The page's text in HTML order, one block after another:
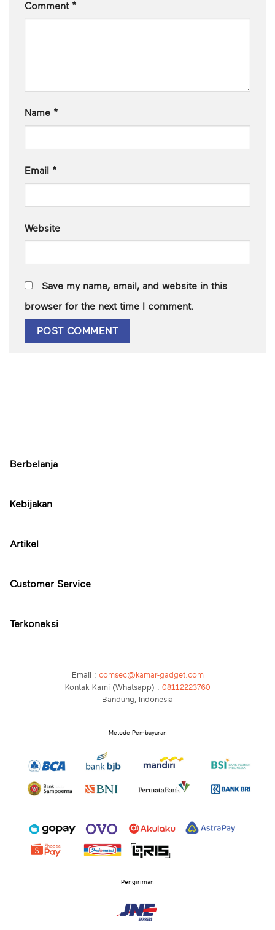
Comment *
Name *
Email *
Website
Save my name, email, and website in this
browser for the next time I comment.
Berbelanja
Kebijakan
Artikel
Customer Service
Terkoneksi
Email : comsec@kamar-gadget.com
Kontak Kami (Whatsapp) : 08112223760
Bandung, Indonesia
Metode Pembayaran
Pengiriman